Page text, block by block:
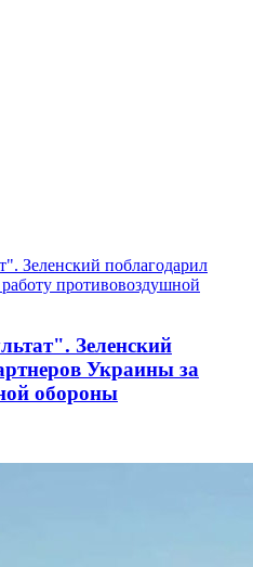
Зеленский
Украины за
обороны